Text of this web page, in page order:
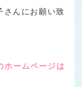
さんにお願い致
ームページは